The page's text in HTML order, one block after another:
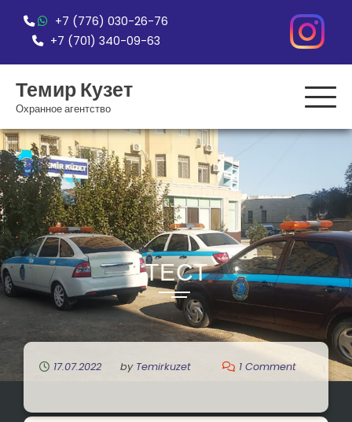
+7 (776) 030-26-76
+7 (701) 340-09-63
Темир Кузет
Охранное агентство
ТЕСТ
17.07.2022 by Temirkuzet 1 Comment